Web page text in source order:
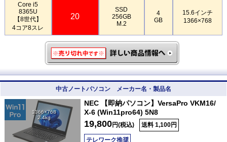
Core i5
8365U
【8世代】
4コア8スレ
20
SSD
256GB
M.2
4
GB
15.6インチ
1366×768
中古ノートパソコン メーカー名・製品名
1366×768
2.4kg
NEC 【即納パソコン】VersaPro VKM16/
X-6 (Win11pro64) 5N8
19,800円(税込) 送料 1,100円
テレワーク推奨